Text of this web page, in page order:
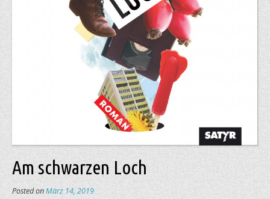
Am schwarzen Loch
Posted onMärz 14, 2019